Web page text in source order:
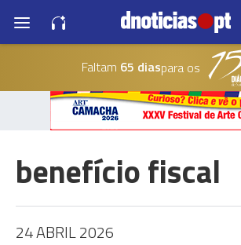
Faltam 65 diaspara os
benefício fiscal
24 ABRIL 2026